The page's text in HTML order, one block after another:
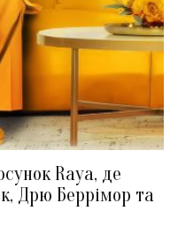
Raya, де
Дрю Беррімор та